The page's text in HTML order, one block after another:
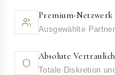
Premium-Netzwerk
Ausgewählte
Absolute
Totale Diskretion